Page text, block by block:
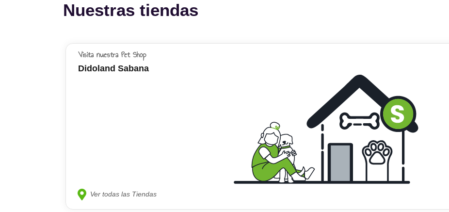
Nuestras tiendas
Visita nuestra Pet Shop
Didoland Sabana
Ver todas las Tiendas